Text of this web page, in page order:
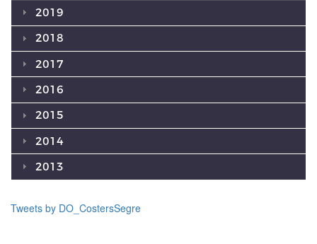
2019
2018
2017
2016
2015
2014
2013
Tweets by DO_CostersSegre